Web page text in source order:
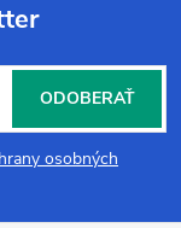
osobných
ODOBERAŤ